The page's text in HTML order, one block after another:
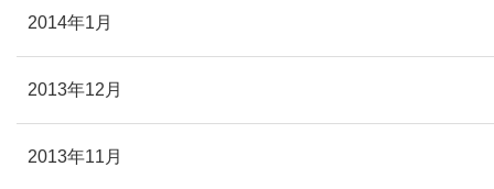
2014年1月
2013年12月
2013年11月